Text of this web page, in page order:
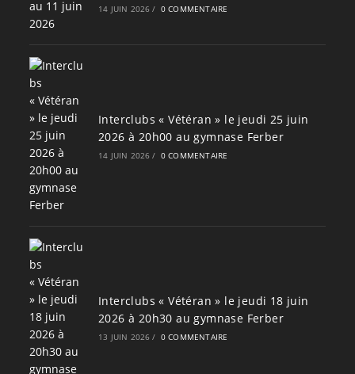
14 JUIN 2026 / 0 COMMENTAIRE
Interclubs « Vétéran » le jeudi 25 juin
2026 à 20h00 au gymnase Ferber
14 JUIN 2026 / 0 COMMENTAIRE
Interclubs « Vétéran » le jeudi 18 juin
2026 à 20h30 au gymnase Ferber
13 JUIN 2026 / 0 COMMENTAIRE